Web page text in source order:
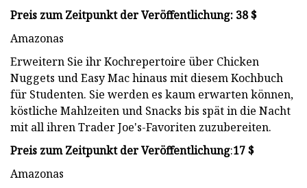
Preis zum Zeitpunkt der Veröffentlichung: 38 $
Amazonas
Erweitern Sie ihr Kochrepertoire über Chicken
Nuggets und Easy Mac hinaus mit diesem Kochbuch
für Studenten. Sie werden es kaum erwarten können,
köstliche Mahlzeiten und Snacks bis spät in die Nacht
mit all ihren Trader Joe's-Favoriten zuzubereiten.
Preis zum Zeitpunkt der Veröffentlichung:17 $
Amazonas